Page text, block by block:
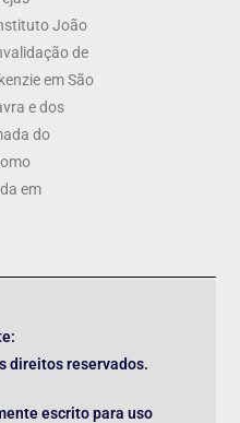
João
de
em São
e dos
do
em
direitos reservados.
escrito para uso